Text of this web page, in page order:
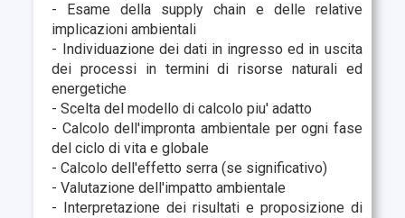
- Esame della supply chain e delle relative
implicazioni ambientali
- Individuazione dei dati in ingresso ed in uscita
dei processi in termini di risorse naturali ed
energetiche
- Scelta del modello di calcolo piu' adatto
- Calcolo dell'impronta ambientale per ogni fase
del ciclo di vita e globale
- Calcolo dell'effetto serra (se significativo)
- Valutazione dell'impatto ambientale
- Interpretazione dei risultati e proposizione di